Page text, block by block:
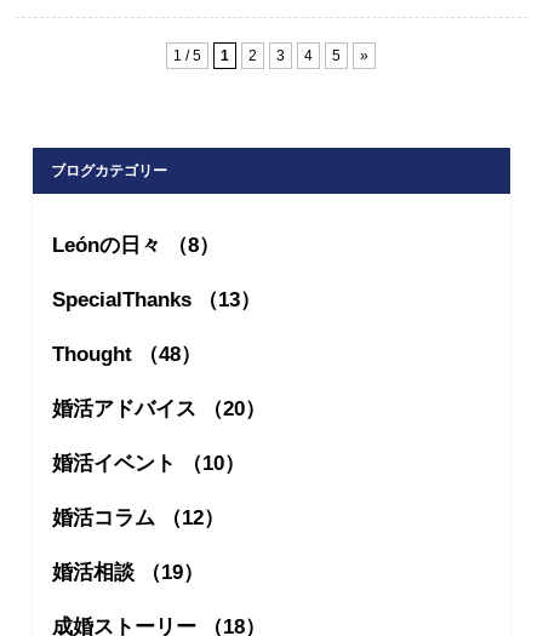
1 / 5 1 2 3 4 5 »
ブログカテゴリー
Leónの日々 （8）
SpecialThanks （13）
Thought （48）
婚活アドバイス （20）
婚活イベント （10）
婚活コラム （12）
婚活相談 （19）
成婚ストーリー （18）